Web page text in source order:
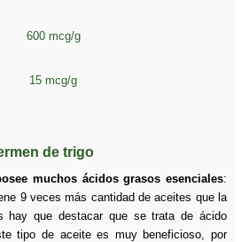
600 mcg/g
15 mcg/g
de trigo
muchos ácidos grasos esenciales:
9 veces más cantidad de aceites que la
hay que destacar que se trata de ácido
tipo de aceite es muy beneficioso, por